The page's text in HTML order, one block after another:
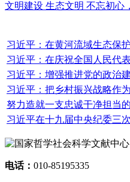
文明建设 生态文明 不忘初心
习近平：在黄河流域生态保
习近平：在庆祝全国人民代
习近平：增强推进党的政治
习近平：把乡村振兴战略作
努力造就一支忠诚干净担当
习近平在十九届中央纪委三
电话： 010-85195335